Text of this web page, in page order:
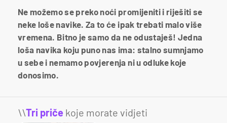
Ne možemo se preko noći promijeniti i riješiti se
neke loše navike. Za to će ipak trebati malo više
vremena. Bitno je samo da ne odustaješ! Jedna
loša navika koju puno nas ima: stalno sumnjamo
u sebe i nemamo povjerenja ni u odluke koje
donosimo.
\\Tri priče koje morate vidjeti